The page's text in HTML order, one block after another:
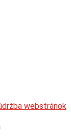
webstránok